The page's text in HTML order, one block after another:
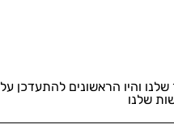
שלנו והיו הראשונים להתעדכן על
שלנו